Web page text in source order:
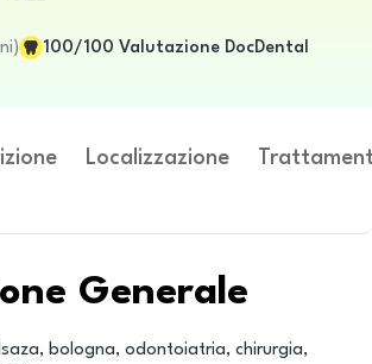
) 100/100 Valutazione DocDental
Localizzazione
Generale
bologna, odontoiatria, chirurgia,